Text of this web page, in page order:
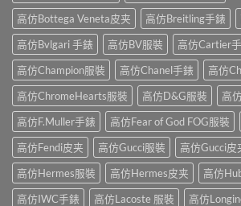
高仿Bottega Veneta皮夹
高仿Breitling手錶
高仿Bvlgari 手錶
高仿BV服裝
高仿Cartier
高仿Champion服裝
高仿Chanel手錶
高仿
高仿ChromeHearts服裝
高仿D&G服裝
高
高仿F.Muller手錶
高仿Fear of God FOG服裝
高仿Fendi皮夹
高仿Gucci服裝 高仿Gucci皮
高仿Hermes服裝
高仿Hermes皮夹
高仿
高仿IWC手錶
高仿Lacoste 服裝
高仿